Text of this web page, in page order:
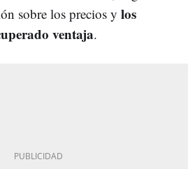
sobre los precios y los
ventaja.